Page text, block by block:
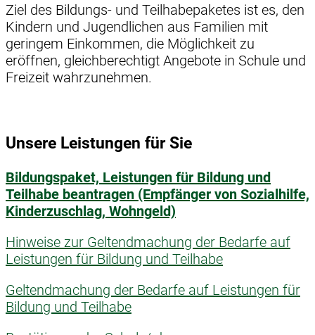
Ziel des Bildungs- und Teilhabepaketes ist es, den
Kindern und Jugendlichen aus Familien mit
geringem Einkommen, die Möglichkeit zu
eröffnen, gleichberechtigt Angebote in Schule und
Freizeit wahrzunehmen.
Unsere Leistungen für Sie
Bildungspaket, Leistungen für Bildung und
Teilhabe beantragen (Empfänger von Sozialhilfe,
Kinderzuschlag, Wohngeld)
Hinweise zur Geltendmachung der Bedarfe auf
Leistungen für Bildung und Teilhabe
Geltendmachung der Bedarfe auf Leistungen für
Bildung und Teilhabe